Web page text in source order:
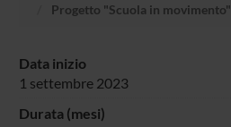
Progetto "Scuola in movimento"
Data inizio
1 settembre 2023
Durata (mesi)